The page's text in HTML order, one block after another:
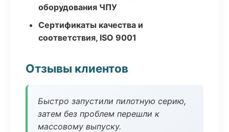
оборудования ЧПУ
Сертификаты качества и
соответствия, ISO 9001
Отзывы клиентов
Быстро запустили пилотную серию,
затем без проблем перешли к
массовому выпуску.